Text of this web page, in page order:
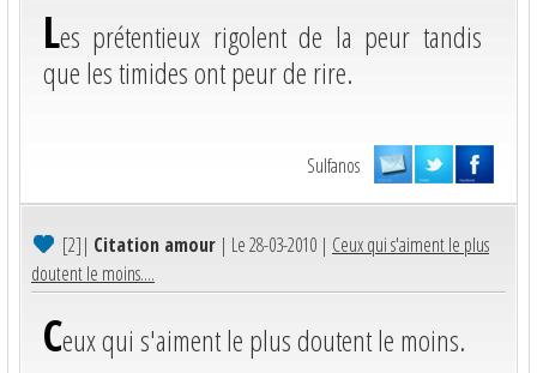
Les prétentieux rigolent de la peur tandis
que les timides ont peur de rire.
Sulfanos
[2]| Citation amour | Le 28-03-2010 | Ceux qui s'aiment le plus
doutent le moins....
Ceux qui s'aiment le plus doutent le moins.